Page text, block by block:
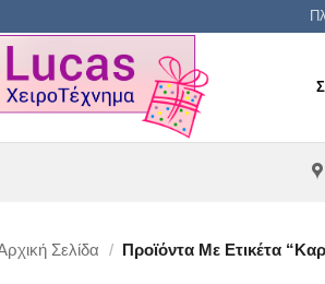
Σελίδα / Προϊόντα Με Ετικέτα